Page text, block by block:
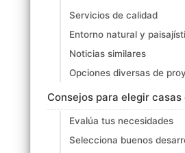
Servicios de calidad
Entorno natural y
Noticias similares
Opciones diversas de
Consejos para elegir casas
Evalúa tus necesidades
Selecciona buenos